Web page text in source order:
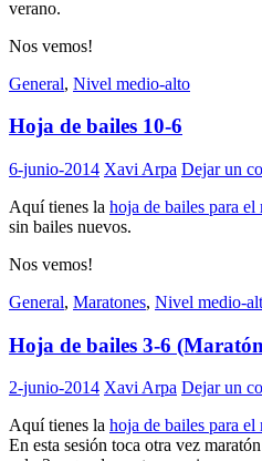
verano.
Nos vemos!
General, Nivel medio-alto
Hoja de bailes 10-6
6-junio-2014 Xavi Arpa Dejar un
Aquí tienes la hoja de bailes para
sin bailes nuevos.
Nos vemos!
General, Maratones, Nivel medio-
Hoja de bailes 3-6
2-junio-2014 Xavi Arpa Dejar un
Aquí tienes la hoja de bailes para
En esta sesión toca otra vez